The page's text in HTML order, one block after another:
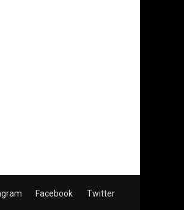
Facebook Twitter